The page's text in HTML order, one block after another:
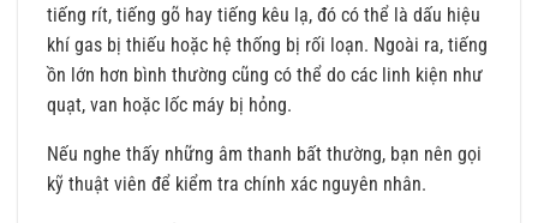
tiếng rít, tiếng gõ hay tiếng kêu lạ, đó có thể là dấu hiệu
khí gas bị thiếu hoặc hệ thống bị rối loạn. Ngoài ra, tiếng
ồn lớn hơn bình thường cũng có thể do các linh kiện như
quạt, van hoặc lốc máy bị hỏng.
Nếu nghe thấy những âm thanh bất thường, bạn nên gọi
kỹ thuật viên để kiểm tra chính xác nguyên nhân.